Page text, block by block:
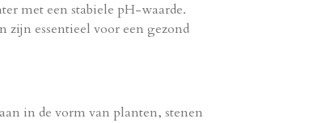
met een stabiele pH-waarde.
zijn essentieel voor een gezond
in de vorm van planten, stenen